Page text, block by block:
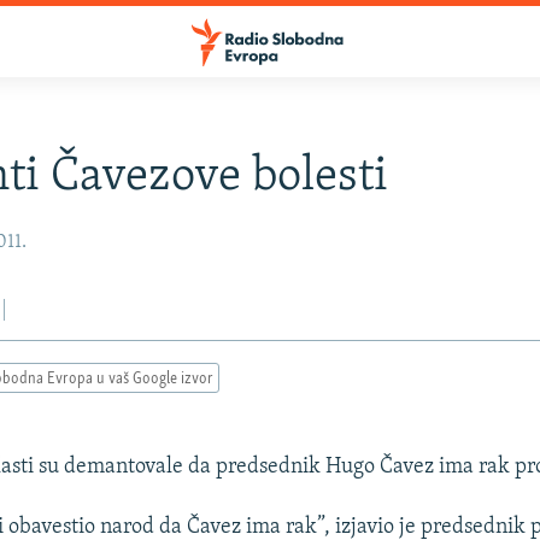
Čavezove bolesti
Evropa u vaš Google izvor
su demantovale da predsednik Hugo Čavez ima rak
obavestio narod da Čavez ima rak”, izjavio je predsednik